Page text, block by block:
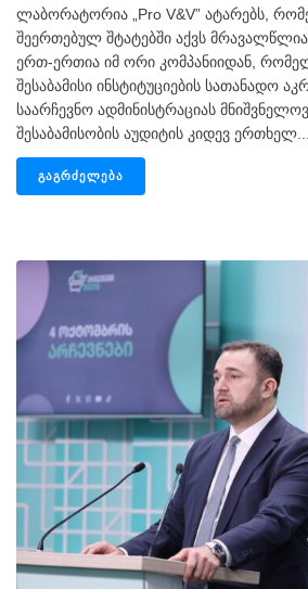
ლაბორატორია „Pro V&V” ატარებს,
შეერთებულ შტატებში აქვს
ერთ-ერთია იმ ორი კომპანიიდან,
შესაბამისი ინსტიტუციების სათანადო
საარჩევნო ადმინისტრაციას
შესაბამისობის აუდიტის კიდევ ერთხელ...
ᲒᲐᲒᲠᲫᲔᲚᲔᲑᲐ